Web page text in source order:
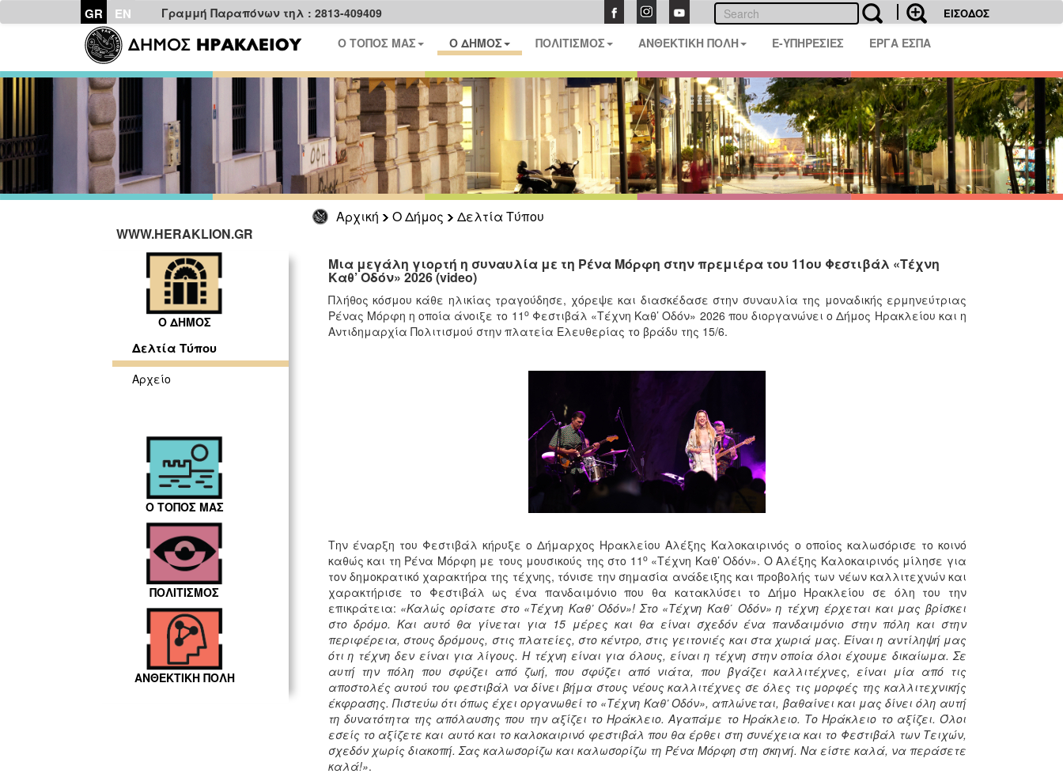
GR EN Γραμμή Παραπόνων τηλ : 2813-409409 ΕΙΣΟΔΟΣ
Ο ΤΟΠΟΣ ΜΑΣ Ο ΔΗΜΟΣ ΠΟΛΙΤΙΣΜΟΣ ΑΝΘΕΚΤΙΚΗ ΠΟΛΗ E-ΥΠΗΡΕΣΙΕΣ ΕΡΓΑ ΕΣΠΑ
Αρχική Ο Δήμος
Δελτία Τύπου
WWW.HERAKLION.GR
Ο ΔΗΜΟΣ
Δελτία Τύπου
Αρχείο
Ο ΤΟΠΟΣ ΜΑΣ
ΠΟΛΙΤΙΣΜΟΣ
ΑΝΘΕΚΤΙΚΗ ΠΟΛΗ
Μια μεγάλη γιορτή η συναυλία με τη Ρένα Μόρφη στην πρεμιέρα του 11ου Φεστιβάλ «Τέχνη
Καθ’ Οδόν» 2026 (video)
Πλήθος κόσμου κάθε ηλικίας τραγούδησε, χόρεψε και διασκέδασε στην συναυλία της μοναδικής ερμηνεύτριας
Ρένας Μόρφη η οποία άνοιξε το 11 οΦεστιβάλ «Τέχνη Καθ’ Οδόν» 2026 που διοργανώνει ο Δήμος Ηρακλείου και η
Αντιδημαρχία Πολιτισμού στην πλατεία Ελευθερίας το βράδυ της 15/6.
Την έναρξη του Φεστιβάλ κήρυξε ο Δήμαρχος Ηρακλείου Αλέξης Καλοκαιρινός ο οποίος καλωσόρισε το κοινό
καθώς και τη Ρένα Μόρφη με τους μουσικούς της στο 11 ο«Τέχνη Καθ’ Οδόν». Ο Αλέξης Καλοκαιρινός μίλησε για
τον δημοκρατικό χαρακτήρα της τέχνης, τόνισε την σημασία ανάδειξης και προβολής των νέων καλλιτεχνών και
χαρακτήρισε το Φεστιβάλ ως ένα πανδαιμόνιο που θα κατακλύσει το Δήμο Ηρακλείου σε όλη του την
επικράτεια: «Καλώς ορίσατε στο «Τέχνη Καθ’ Οδόν»! Στο «Τέχνη Καθ΄ Οδόν» η τέχνη έρχεται και μας βρίσκει
στο δρόμο. Και αυτό θα γίνεται για 15 μέρες και θα είναι σχεδόν ένα πανδαιμόνιο στην πόλη και στην
περιφέρεια, στους δρόμους, στις πλατείες, στο κέντρο, στις γειτονιές και στα χωριά μας. Είναι η αντίληψή μας
ότι η τέχνη δεν είναι για λίγους. Η τέχνη είναι για όλους, είναι η τέχνη στην οποία όλοι έχουμε δικαίωμα. Σε
αυτή την πόλη που σφύζει από ζωή, που σφύζει από νιάτα, που βγάζει καλλιτέχνες, είναι μία από τις
αποστολές αυτού του φεστιβάλ να δίνει βήμα στους νέους καλλιτέχνες σε όλες τις μορφές της καλλιτεχνικής
έκφρασης. Πιστεύω ότι όπως έχει οργανωθεί το «Τέχνη Καθ’ Οδόν», απλώνεται, βαθαίνει και μας δίνει όλη αυτή
τη δυνατότητα της απόλαυσης που την αξίζει το Ηράκλειο. Αγαπάμε το Ηράκλειο. Το Ηράκλειο το αξίζει. Όλοι
εσείς το αξίζετε και αυτό και το καλοκαιρινό φεστιβάλ που θα έρθει στη συνέχεια και το Φεστιβάλ των Τειχών,
σχεδόν χωρίς διακοπή. Σας καλωσορίζω και καλωσορίζω τη Ρένα Μόρφη στη σκηνή. Να είστε καλά, να περάσετε
καλά!».